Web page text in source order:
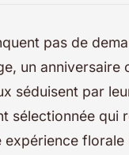
pas de
un anniversaire
séduisent par
sélectionnée